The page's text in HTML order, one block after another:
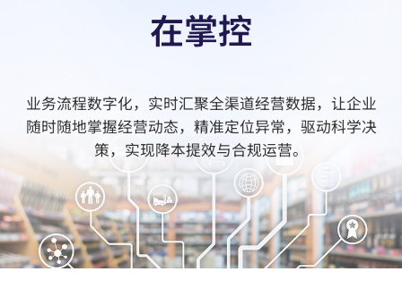
在掌控
业务流程数字化，实时汇聚全渠道经营数据，让企业
随时随地掌握经营动态，精准定位异常，驱动科学决
策，实现降本提效与合规运营。